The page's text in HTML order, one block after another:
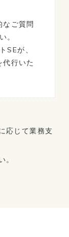
ご質問
。
SEが、
行いた
応じて業務支
。